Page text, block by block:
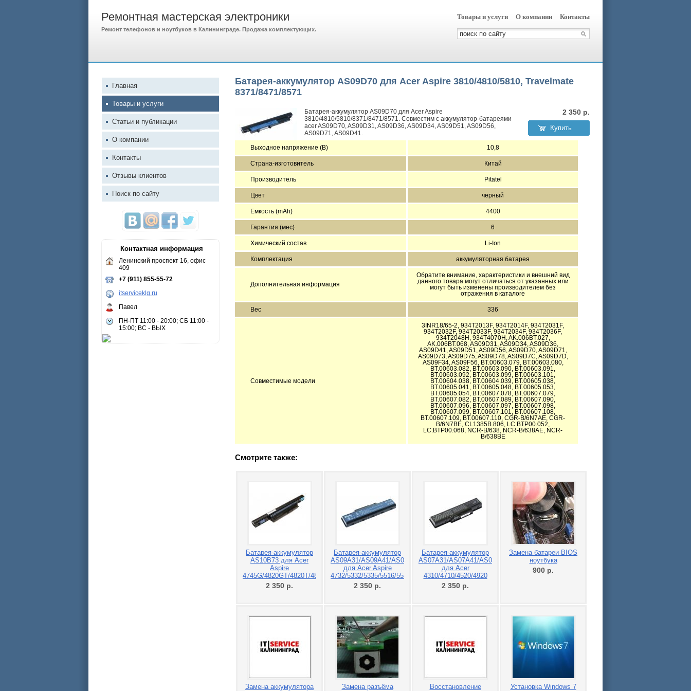
Ремонтная мастерская электроники
Ремонт телефонов и ноутбуков в Калининграде. Продажа комплектующих.
Товары и услуги О компании Контакты
Батарея-аккумулятор AS09D70 для Acer Aspire 3810/4810/5810, Travelmate
8371/8471/8571
Батарея-аккумулятор AS09D70 для Acer Aspire
3810/4810/5810/8371/8471/8571. Совместим с аккумулятор-батареями
acer AS09D70, AS09D31, AS09D36, AS09D34, AS09D51, AS09D56,
AS09D71, AS09D41.
2 350 р.
Купить
Выходное напряжение (В) 10,8
Страна-изготовитель Китай
Производитель Pitatel
Цвет черный
Емкость (mAh) 4400
Гарантия (мес) 6
Химический состав Li-Ion
Комплектация аккумуляторная батарея
Дополнительная информация
Обратите внимание, характеристики и внешний вид
данного товара могут отличаться от указанных или
могут быть изменены производителем без
отражения в каталоге
Вес 336
Совместимые модели
3INR18/65-2, 934T2013F, 934T2014F, 934T2031F,
934T2032F, 934T2033F, 934T2034F, 934T2036F,
934T2048H, 934T4070H, AK.006BT.027,
AK.006BT.068, AS09D31, AS09D34, AS09D36,
AS09D41, AS09D51, AS09D56, AS09D70, AS09D71,
AS09D73, AS09D75, AS09D78, AS09D7C, AS09D7D,
AS09F34, AS09F56, BT.00603.079, BT.00603.080,
BT.00603.082, BT.00603.090, BT.00603.091,
BT.00603.092, BT.00603.099, BT.00603.101,
BT.00604.038, BT.00604.039, BT.00605.038,
BT.00605.041, BT.00605.048, BT.00605.053,
BT.00605.054, BT.00607.078, BT.00607.079,
BT.00607.082, BT.00607.089, BT.00607.090,
BT.00607.096, BT.00607.097, BT.00607.098,
BT.00607.099, BT.00607.101, BT.00607.108,
BT.00607.109, BT.00607.110, CGR-B/6N7AE, CGR-
B/6N7BE, CL1385B.806, LC.BTP00.052,
LC.BTP00.068, NCR-B/638, NCR-B/638AE, NCR-
B/638BE
Смотрите также:
Батарея-аккумулятор
AS10B73 для Acer
Aspire
4745G/4820GT/4820T/4820TG/5820T/5820TG/7745/5820T/5820TG
2 350 р.
Батарея-аккумулятор
AS09A31/AS09A41/AS09A61
для Acer Aspire
4732/5332/5335/5516/5517/5532
2 350 р.
Батарея-аккумулятор
AS07A31/AS07A41/AS07A51/MS2220
для Acer
4310/4710/4520/4920
2 350 р.
Замена батареи BIOS
ноутбука
900 р.
Замена аккумулятора
Замена разъёма
Восстановление
Установка Windows 7
Главная
Товары и услуги
Статьи и публикации
О компании
Контакты
Отзывы клиентов
Поиск по сайту
Контактная информация
Ленинский проспект 16, офис
409
+7 (911) 855-55-72
itserviceklg.ru
Павел
ПН-ПТ 11:00 - 20:00; СБ 11:00 -
15:00; ВС - ВЫХ